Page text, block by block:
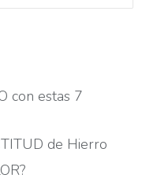
con estas 7
de Hierro